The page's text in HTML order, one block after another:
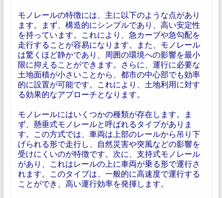
モノレールの特徴には、主に以下のような点があり
ます。まず、構造的にシンプルであり、高い安定性
を持っています。これにより、急カーブや急勾配を
走行することが容易になります。また、モノレール
は驚くほど静かであり、周囲の環境への影響を最小
限に抑えることができます。さらに、運行に必要な
土地面積が小さいことから、都市の中心部でも効率
的に設置が可能です。これにより、土地利用に対す
る効果的なアプローチとなります。
モノレールにはいくつかの種類が存在します。ま
ず、懸垂式モノレールと呼ばれるタイプがありま
す。この方式では、車両は上部のレールから吊り下
げられる形で走行し、自然災害や突風などの影響を
受けにくいのが特徴です。次に、支持式モノレール
があり、これはレールの上に車両が乗る形で運行さ
れます。このタイプは、一般的に高速度で運行する
ことができ、高い運行効率を発揮します。